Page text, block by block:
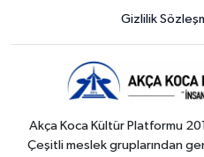
Gizlilik
Akça Koca Kültür Platformu
Çeşitli meslek gruplarından